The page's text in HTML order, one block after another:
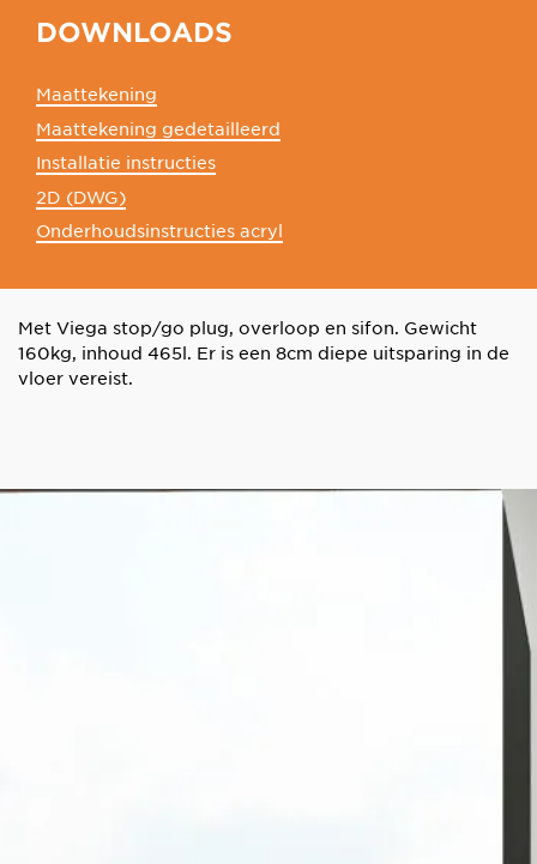
DOWNLOADS
Maattekening
Maattekening gedetailleerd
Installatie instructies
2D (DWG)
Onderhoudsinstructies acryl
Met Viega stop/go plug, overloop en sifon. Gewicht
160kg, inhoud 465l. Er is een 8cm diepe uitsparing in de
vloer vereist.